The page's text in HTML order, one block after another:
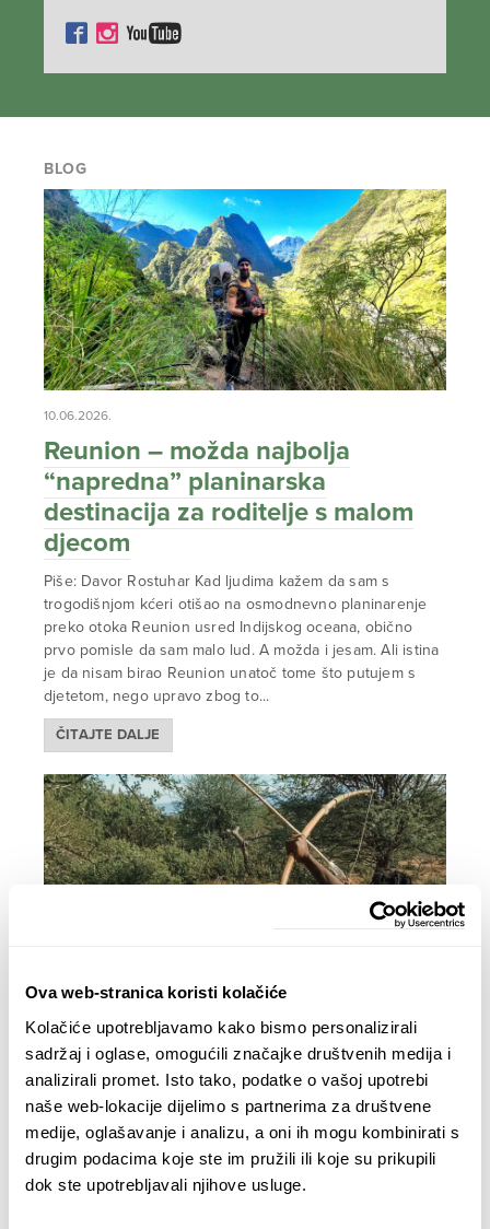
Ova web-stranica koristi kolačiće
Kolačiće upotrebljavamo kako bismo personalizirali
sadržaj i oglase, omogućili značajke društvenih medija i
analizirali promet. Isto tako, podatke o vašoj upotrebi
naše web-lokacije dijelimo s partnerima za društvene
medije, oglašavanje i analizu, a oni ih mogu kombinirati s
drugim podacima koje ste im pružili ili koje su prikupili
dok ste upotrebljavali njihove usluge.
BLOG
10.06.2026.
Reunion – možda najbolja
“napredna” planinarska
destinacija za roditelje s malom
djecom
Piše: Davor Rostuhar Kad ljudima kažem da sam s
trogodišnjom kćeri otišao na osmodnevno planinarenje
preko otoka Reunion usred Indijskog oceana, obično
prvo pomisle da sam malo lud. A možda i jesam. Ali istina
je da nisam birao Reunion unatoč tome što putujem s
djetetom, nego upravo zbog to...
ČITAJTE DALJE
22.11.2023.
Odluke
Projekt je ušao u onu fazu, kad svakodnevno moram
donositi masu odluka, pa dođe do paralize, zaštopa,
stanem ne mogu ništa, ne znam šta bi dalje. Kada bi. Ali
ide sve, ide… Valjda će bit ok…...
ČITAJTE DALJE